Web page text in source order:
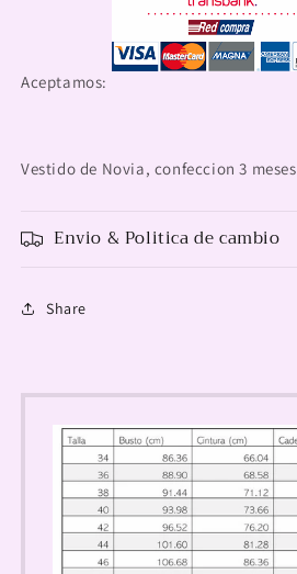
Aceptamos:
Vestido de Novia, confeccion 3 meses
Envio & Politica de cambio
Share